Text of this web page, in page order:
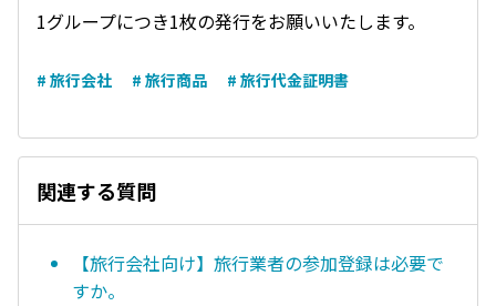
1グループにつき1枚の発行をお願いいたします。
# 旅行会社 # 旅行商品 # 旅行代金証明書
関連する質問
【旅行会社向け】旅行業者の参加登録は必要で
すか。